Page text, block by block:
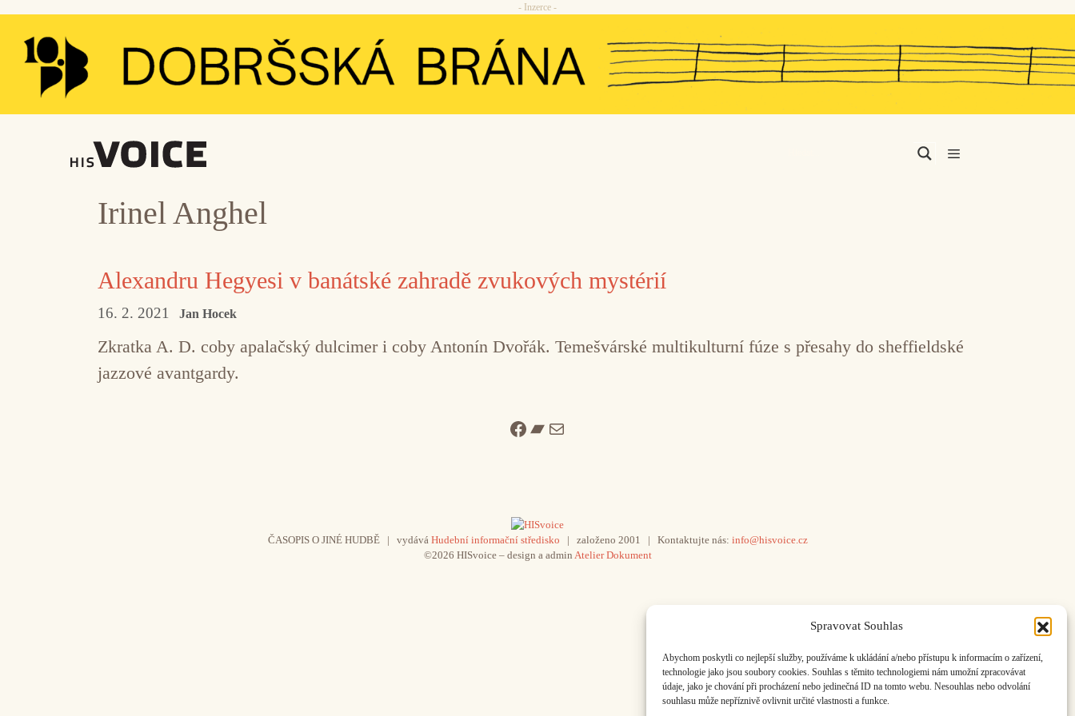
Spravovat Souhlas
Abychom poskytli co nejlepší služby, používáme k ukládání a/nebo přístupu k informacím o zařízení,
technologie jako jsou soubory cookies. Souhlas s těmito technologiemi nám umožní zpracovávat
údaje, jako je chování při procházení nebo jedinečná ID na tomto webu. Nesouhlas nebo odvolání
souhlasu může nepříznivě ovlivnit určité vlastnosti a funkce.
Přeskočit
obsah
- Inzerce -
Irinel Anghel
Alexandru Hegyesi v banátské zahradě zvukových mystérií
16. 2. 2021 Jan Hocek
Zkratka A. D. coby apalačský dulcimer i coby Antonín Dvořák. Temešvárské multikulturní fúze s přesahy do sheffieldské
jazzové avantgardy.
Facebook
Bandcamp
Mail
ČASOPIS O JINÉ HUDBĚ | vydává Hudební informační středisko | založeno 2001 | Kontaktujte nás: info@hisvoice.cz
©2026 HISvoice – design a admin Atelier Dokument